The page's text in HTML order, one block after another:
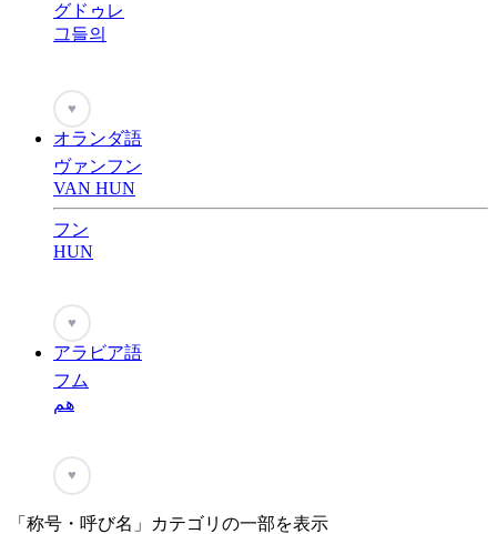
グドゥレ
그들의
♥
オランダ語
ヴァンフン
VAN HUN
フン
HUN
♥
アラビア語
フム
هم
♥
「称号・呼び名」カテゴリの一部を表示